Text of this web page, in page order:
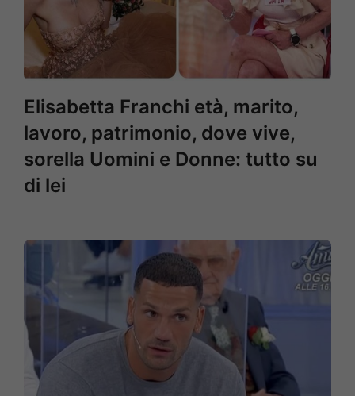
Elisabetta Franchi età, marito,
lavoro, patrimonio, dove vive,
sorella Uomini e Donne: tutto su
di lei